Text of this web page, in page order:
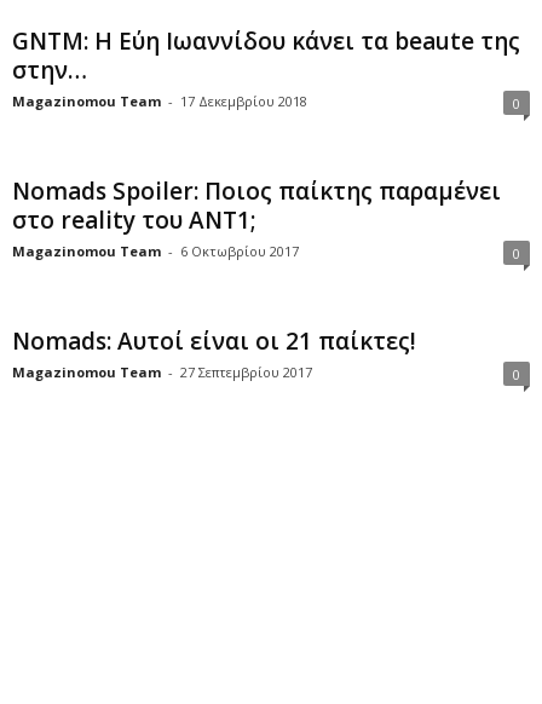
GNTM: Η Εύη Ιωαννίδου κάνει τα beaute της
στην…
Magazinomou Team - 17 Δεκεμβρίου 2018 0
Nomads Spoiler: Ποιος παίκτης παραμένει
στο reality του ΑΝΤ1;
Magazinomou Team - 6 Οκτωβρίου 2017 0
Nomads: Αυτοί είναι οι 21 παίκτες!
Magazinomou Team - 27 Σεπτεμβρίου 2017 0